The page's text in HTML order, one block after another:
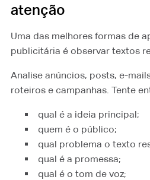
atenção
Uma das melhores formas de
publicitária é observar textos
Analise anúncios, posts, e-
roteiros e campanhas. Tente
qual é a ideia principal;
quem é o público;
qual problema o texto
qual é a promessa;
qual é o tom de voz;